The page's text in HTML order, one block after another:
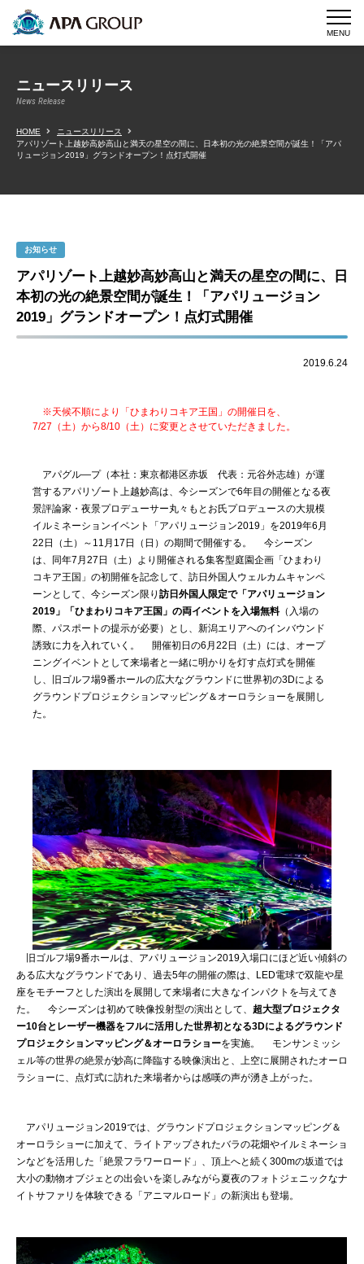
MENU
ニュースリリース
News Release
HOME
ニュースリリース
アパリゾート上越妙高妙高山と満天の星空の間に、日本初の光の絶景空間が誕生！「アパ
リュージョン2019」グランドオープン！点灯式開催
お知らせ
アパリゾート上越妙高妙高山と満天の星空の間に、日
本初の光の絶景空間が誕生！「アパリュージョン
2019」グランドオープン！点灯式開催
2019.6.24
※天候不順により「ひまわりコキア王国」の開催日を、
7/27（土）から8/10（土）に変更とさせていただきました。
アパグル―プ（本社：東京都港区赤坂 代表：元谷外志雄）が運
営するアパリゾート上越妙高は、今シーズンで6年目の開催となる夜
景評論家・夜景プロデューサー丸々もとお氏プロデュースの大規模
イルミネーションイベント「アパリュージョン2019」を2019年6月
22日（土）～11月17日（日）の期間で開催する。 今シーズン
は、同年7月27日（土）より開催される集客型庭園企画「ひまわり
コキア王国」の初開催を記念して、訪日外国人ウェルカムキャンペ
ーンとして、今シーズン限り 訪日外国人限定で「アパリュージョン
2019」「ひまわりコキア王国」の両イベントを入場無料 （入場の
際、パスポートの提示が必要）とし、新潟エリアへのインバウンド
誘致に力を入れていく。 開催初日の6月22日（土）には、オープ
ニングイベントとして来場者と一緒に明かりを灯す点灯式を開催
し、旧ゴルフ場9番ホールの広大なグラウンドに世界初の3Dによる
グラウンドプロジェクションマッピング＆オーロラショーを展開し
た。
旧ゴルフ場9番ホールは、アパリュージョン2019入場口にほど近い傾斜の
ある広大なグラウンドであり、過去5年の開催の際は、LED電球で双龍や星
座をモチーフとした演出を展開して来場者に大きなインパクトを与えてき
た。 今シーズンは初めて映像投射型の演出として、 超大型プロジェクタ
ー10台とレーザー機器をフルに活用した世界初となる3Dによるグラウンド
プロジェクションマッピング＆オーロラショーを実施。 モンサンミッシ
ェル等の世界の絶景が妙高に降臨する映像演出と、上空に展開されたオーロ
ラショーに、点灯式に訪れた来場者からは感嘆の声が湧き上がった。
アパリュージョン2019では、グラウンドプロジェクションマッピング＆
オーロラショーに加えて、ライトアップされたバラの花畑やイルミネーショ
ンなどを活用した「絶景フラワーロード」、頂上へと続く300mの坂道では
大小の動物オブジェとの出会いを楽しみながら夏夜のフォトジェニックなナ
イトサファリを体験できる「アニマルロード」の新演出も登場。